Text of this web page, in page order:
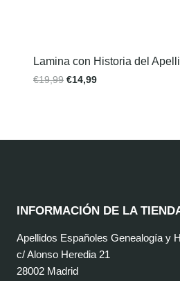
Lamina con Historia del
€19,99 €14,99
INFORMACIÓN DE LA
Apellidos Españoles Genealogía y
c/ Alonso Heredia 21
28002 Madrid